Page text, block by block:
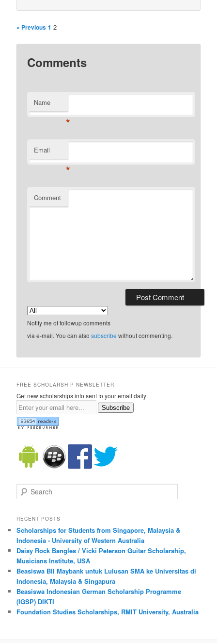
« Previous 1 2
Comments
Name
*
Email
*
Comment
Notify me of followup comments
via e-mail. You can alsosubscribe without commenting.
FREE SCHOLARSHIP NEWSLETTER
Get new scholarships info sent to your email daily
Subscribe
Search
RECENT POSTS
Scholarships for Students from Singapore, Malaysia &
Indonesia - University of Western Australia
Daisy Rock Bangles / Vicki Peterson Guitar Scholarship,
Musicians Institute, USA
Beasiswa BII Maybank untuk Lulusan SMA ke Universitas di
Indonesia, Malaysia & Singapura
Beasiswa Indonesian German Scholarship Programme
(IGSP) DIKTI
Foundation Studies Scholarships, RMIT University, Australia